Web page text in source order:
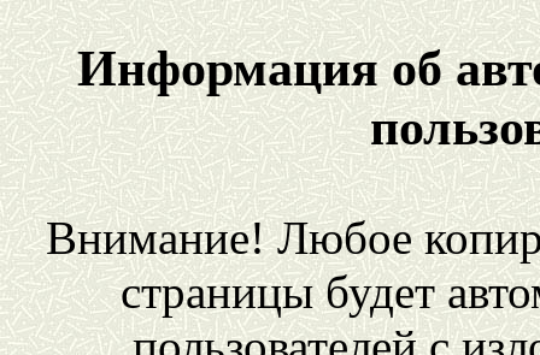
Информация об
Внимание! Любое
страницы будет